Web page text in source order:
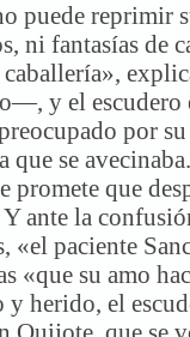
puede reprimir
ni fantasías de
y el escudero
por
que se
promete que
ante la
«el paciente
«que su amo
y herido, el